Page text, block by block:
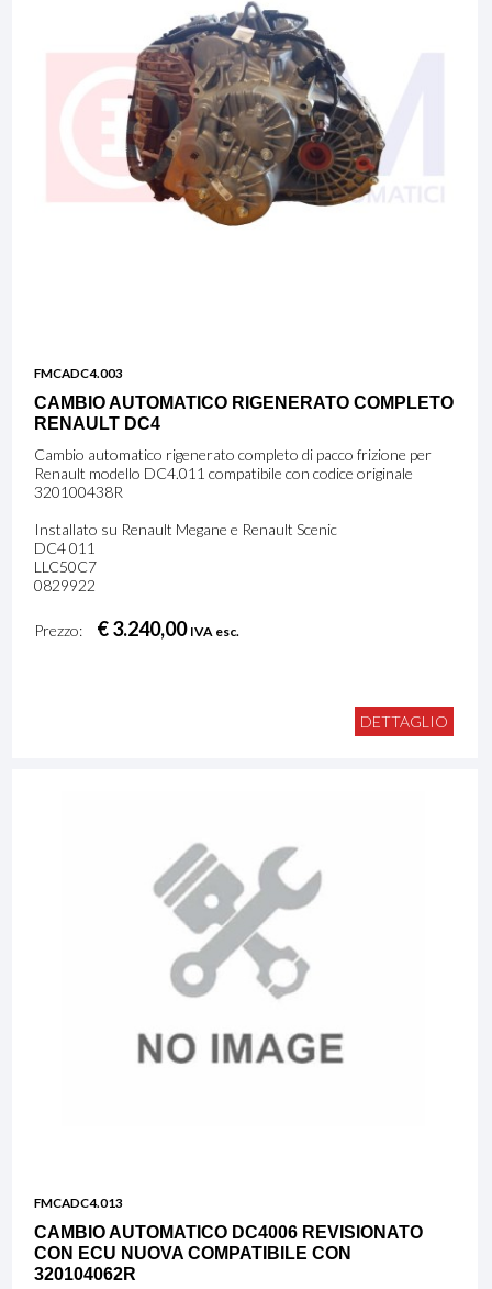
FMCADC4.003
CAMBIO AUTOMATICO RIGENERATO COMPLETO
RENAULT DC4
Cambio automatico rigenerato completo di pacco frizione per
Renault modello DC4.011 compatibile con codice originale
320100438R
Installato su Renault Megane e Renault Scenic
DC4 011
LLC50C7
0829922
Prezzo: € 3.240,00 IVA esc.
DETTAGLIO
FMCADC4.013
CAMBIO AUTOMATICO DC4006 REVISIONATO
CON ECU NUOVA COMPATIBILE CON
320104062R